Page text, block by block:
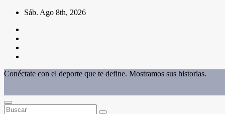
Saltar
contenido
Sáb. Ago 8th, 2026
Conéctate con el deporte que te define. Mostramos sus historias.